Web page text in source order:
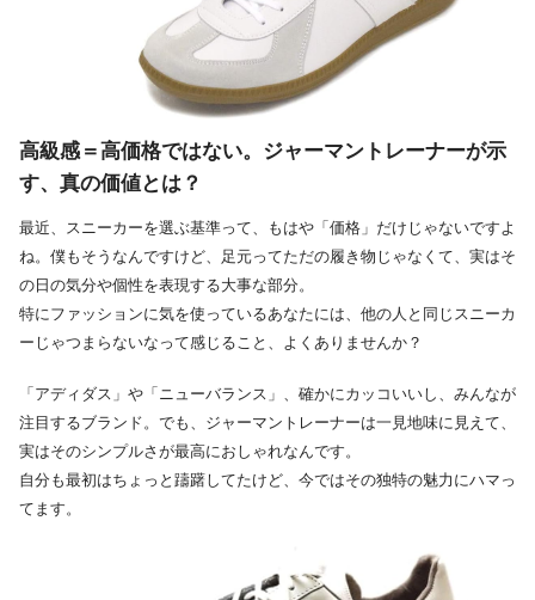
高級感＝高価格ではない。ジャーマントレーナーが示
す、真の価値とは？
最近、スニーカーを選ぶ基準って、もはや「価格」だけじゃないですよ
ね。僕もそうなんですけど、足元ってただの履き物じゃなくて、実はそ
の日の気分や個性を表現する大事な部分。
特にファッションに気を使っているあなたには、他の人と同じスニーカ
ーじゃつまらないなって感じること、よくありませんか？
「アディダス」や「ニューバランス」、確かにカッコいいし、みんなが
注目するブランド。でも、ジャーマントレーナーは一見地味に見えて、
実はそのシンプルさが最高におしゃれなんです。
自分も最初はちょっと躊躇してたけど、今ではその独特の魅力にハマっ
てます。